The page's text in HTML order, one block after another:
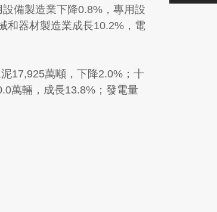
備製造業下降0.8%，專用設
和器材製造業成長10.2%，電
17,925萬噸，下降2.0%；十
萬輛，成長13.8%；發電量